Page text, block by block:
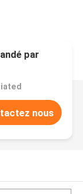
par
nous